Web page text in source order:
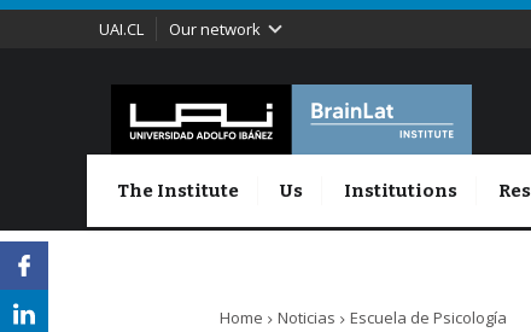
UAI.CL Our network
The Institute Us Institutions
Home Noticias Escuela de Psicología